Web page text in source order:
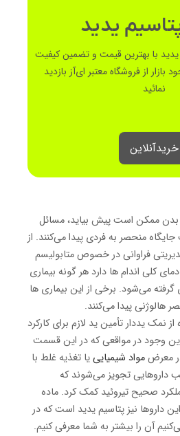
یدید
یدید با بهترین قیمت و تضمین کیفیت
بازار از فروشگاه معتبر ای‌آز بازدید
نمائید
خرید‌آنلاین
بدن ممکن است پیش بیاید، مسائل
جایگاه منحصر به فردی پیدا می‌کنند. از
فراوانی در خصوص متابولیسم
کلی اندام ها دارد هر گونه بیماری
می‌شود. برخی از این بیماری ها
هالوژنی پیدا می‌کنند.
نمک یددار تأمین ید لازم برای کارکرد
وجود در مواقعی که در این قسمت
معرضمواد شیمیایییا تغذیه غلط با
داروهایی تجویز می‌شوند که
صحیح تیروئید کمک کرد. ماده
داروها نیز پتاسیم یدید است که در
آن را بیشتر به شما معرفی کنیم.